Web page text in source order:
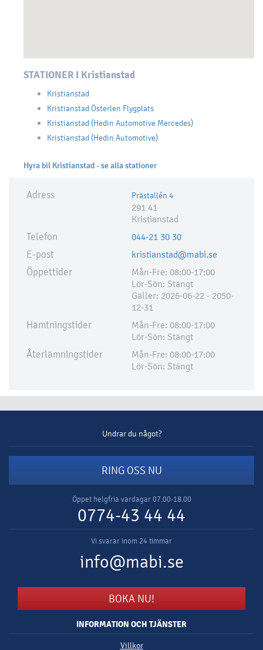
STATIONER I Kristianstad
Kristianstad
Kristianstad Österlen Flygplats
Kristianstad (Hedin Automotive Mercedes)
Kristianstad (Hedin Automotive)
Hyra bil Kristianstad - se alla stationer
Adress Prästallén 4
291 41
Kristianstad
Telefon 044-21 30 30
E-post kristianstad@mabi.se
Öppettider
Mån-Fre: 08:00-17:00
Lör-Sön: Stängt
Gäller: 2026-06-22 - 2050-
12-31
Hämtningstider
Mån-Fre: 08:00-17:00
Lör-Sön: Stängt
Återlämningstider
Mån-Fre: 08:00-17:00
Lör-Sön: Stängt
Undrar du något?
RING OSS NU
Öppet helgfria vardagar 07.00-18.00
0774-43 44 44
Vi svarar inom 24 timmar
info@mabi.se
BOKA NU!
INFORMATION OCH TJÄNSTER
Villkor